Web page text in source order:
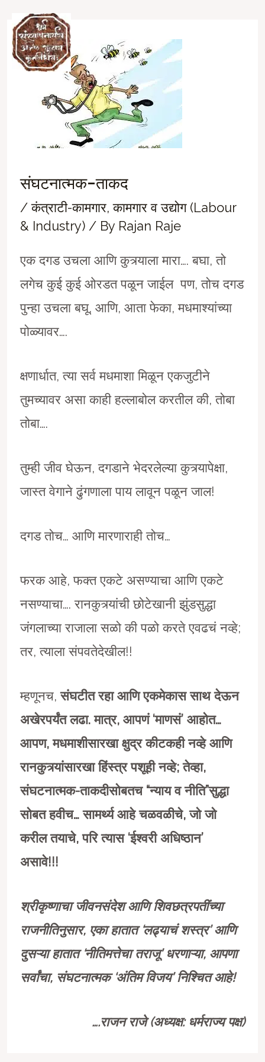
content
संघटनात्मक-ताकद
/कंत्राटी-कामगार,कामगार व उद्योग (Labour
& Industry)/ By Rajan Raje
एक दगड उचला आणि कुत्र्याला मारा…. बघा, तो
लगेच कुई कुई ओरडत पळून जाईल पण, तोच दगड
पुन्हा उचला बघू, आणि, आता फेका, मधमाश्यांच्या
पोळ्यावर….
क्षणार्धात, त्या सर्व मधमाशा मिळून एकजुटीने
तुमच्यावर असा काही हल्लाबोल करतील की, तोबा
तोबा….
तुम्ही जीव घेऊन, दगडाने भेदरलेल्या कुत्र्यापेक्षा,
जास्त वेगाने ढुंगणाला पाय लावून पळून जाल!
दगड तोच… आणि मारणाराही तोच…
फरक आहे, फक्त एकटे असण्याचा आणि एकटे
नसण्याचा…. रानकुत्र्यांची छोटेखानी झुंडसुद्धा
जंगलाच्या राजाला सळो की पळो करते एवढचं नव्हे;
तर, त्याला संपवतेदेखील!!
म्हणूनच,संघटीत रहा आणि एकमेकास साथ देऊन
अखेरपर्यंत लढा. मात्र, आपणं ‘माणसं’ आहोत…
आपण, मधमाशीसारखा क्षुद्र कीटकही नव्हे आणि
रानकुत्र्यांसारखा हिंस्त्र पशूही नव्हे; तेव्हा,
संघटनात्मक-ताकदीसोबतच “न्याय व नीति”सुद्धा
सोबत हवीच… सामर्थ्य आहे चळवळीचे, जो जो
करील तयाचे, परि त्यास ‘ईश्वरी अधिष्ठान’
असावे!!!
श्रीकृष्णाचा जीवनसंदेश आणि शिवछत्रपतींच्या
राजनीतिनुसार, एका हातात ‘लढ्याचं शस्त्र’ आणि
दुसऱ्या हातात ‘नीतिमत्तेचा तराजू’ धरणाऱ्या, आपणा
सर्वांचा, संघटनात्मक ‘अंतिम विजय’ निश्चित आहे!
….राजन राजे(अध्यक्ष: धर्मराज्य पक्ष)